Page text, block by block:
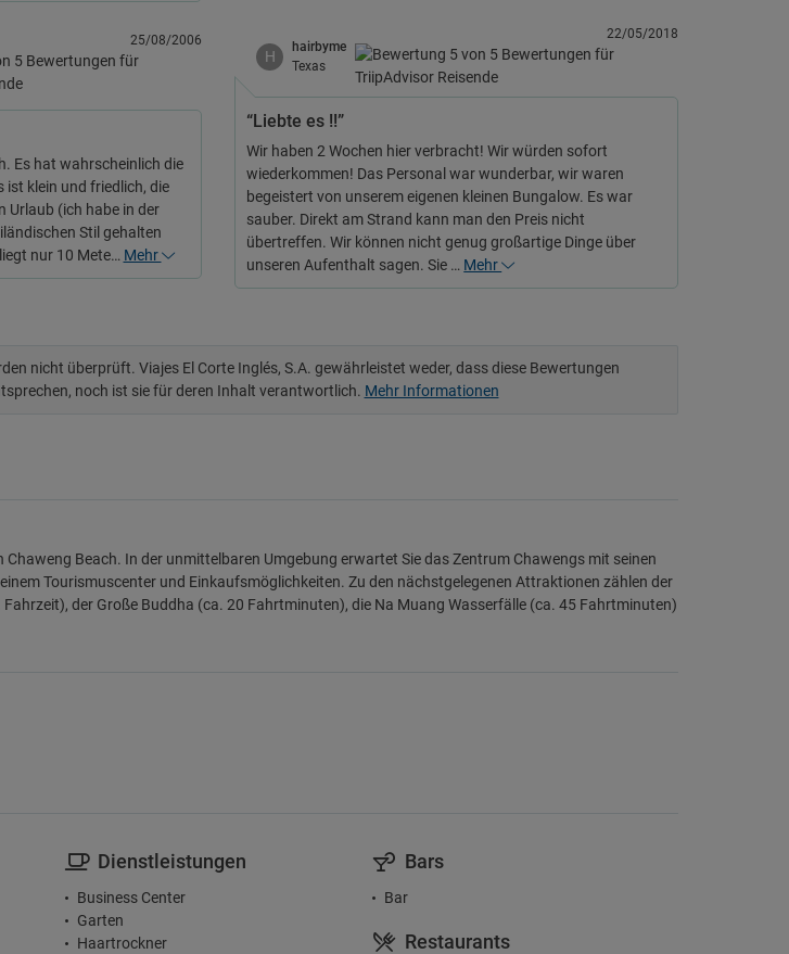
25/08/2006
Es hat wahrscheinlich die
ist klein und friedlich, die
Urlaub (ich habe in der
Stil gehalten
nur 10 Mete… Mehr
H
hairbyme
Texas
22/05/2018
“Liebte es !!”
Wir haben 2 Wochen hier verbracht! Wir würden sofort
wiederkommen! Das Personal war wunderbar, wir waren
begeistert von unserem eigenen kleinen Bungalow. Es war
sauber. Direkt am Strand kann man den Preis nicht
übertreffen. Wir können nicht genug großartige Dinge über
unseren Aufenthalt sagen. Sie … Mehr
nicht überprüft. Viajes El Corte Inglés, S.A. gewährleistet weder, dass diese Bewertungen
noch ist sie für deren Inhalt verantwortlich. Mehr Informationen
Chaweng Beach. In der unmittelbaren Umgebung erwartet Sie das Zentrum Chawengs mit seinen
Tourismuscenter und Einkaufsmöglichkeiten. Zu den nächstgelegenen Attraktionen zählen der
der Große Buddha (ca. 20 Fahrtminuten), die Na Muang Wasserfälle (ca. 45 Fahrtminuten)
Dienstleistungen
Business Center
Garten
Haartrockner
Bars
Bar
Restaurants